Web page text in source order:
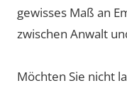
gewisses Maß an
zwischen Anwalt
Möchten Sie nicht